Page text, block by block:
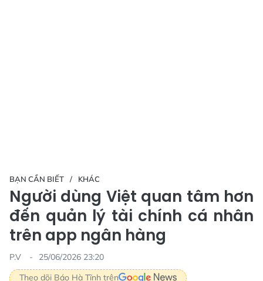
BẠN CẦN BIẾT KHÁC
Người dùng Việt quan tâm hơn
đến quản lý tài chính cá nhân
trên app ngân hàng
P.V
25/06/2026 23:20
Theo dõi Báo Hà Tĩnh trên